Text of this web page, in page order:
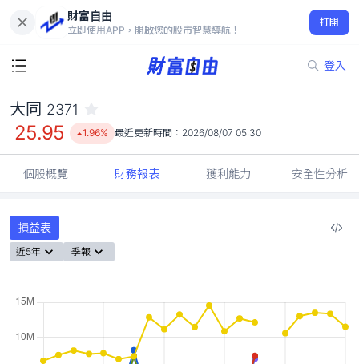
財富自由
立即使用APP，開啟您的股市智慧導航！
打開
登入
25.95
1.96%
大同 2371
25.95 1.96% 最近更新時間： 2026/08/07 05:30
個股概覽 財務報表 獲利能力 安全性分析
損益表
近5年 季報